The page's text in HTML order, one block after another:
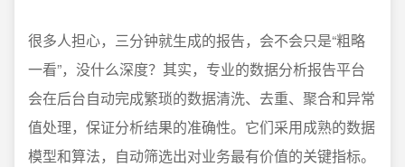
很多人担心，三分钟就生成的报告，会不会只是“粗略
一看”，没什么深度？其实，专业的数据分析报告平台
会在后台自动完成繁琐的数据清洗、去重、聚合和异常
值处理，保证分析结果的准确性。它们采用成熟的数据
模型和算法，自动筛选出对业务最有价值的关键指标。